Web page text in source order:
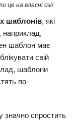
це на власні очі!
шаблонів, які
наприклад,
шаблон має
свій
шаблони
по-
спростить